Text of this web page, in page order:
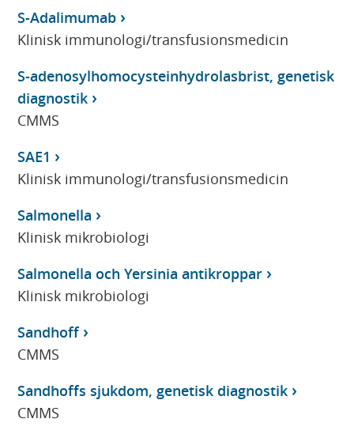
S-Adalimumab
Klinisk immunologi/transfusionsmedicin
S-adenosylhomocysteinhydrolasbrist, genetisk
diagnostik
CMMS
SAE1
Klinisk immunologi/transfusionsmedicin
Salmonella
Klinisk mikrobiologi
Salmonella och Yersinia antikroppar
Klinisk mikrobiologi
Sandhoff
CMMS
Sandhoffs sjukdom, genetisk diagnostik
CMMS